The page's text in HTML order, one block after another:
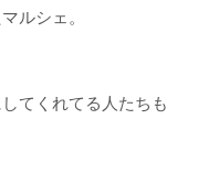
ルシェ。
てくれてる人たちも